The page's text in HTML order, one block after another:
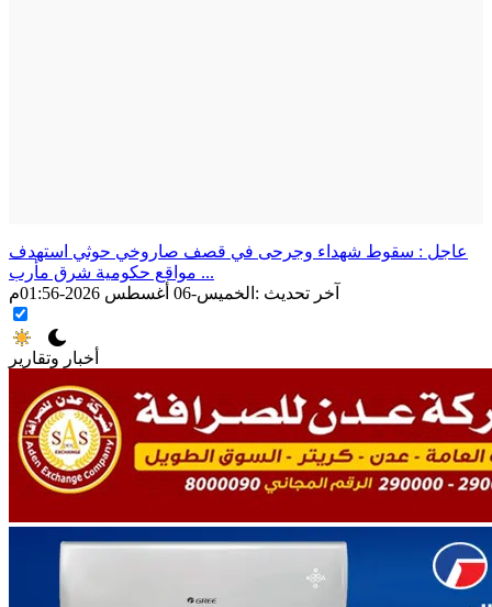
عاجل : سقوط شهداء وجرحى في قصف صاروخي حوثي استهدف
مواقع حكومية شرق مأرب ...
آخر تحديث : الخميس-06 أغسطس 2026-01:56م
أخبار وتقارير